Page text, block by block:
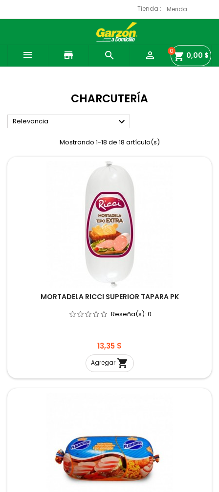
Tienda :
 store   shopping_cart
0 0,00 $
CHARCUTERÍA
Relevancia 
Mostrando 1-18 de 18 artículo(s)
MORTADELA RICCI SUPERIOR TAPARA PK
Reseña(s): 0
Precio
13,35 $
Agregar 